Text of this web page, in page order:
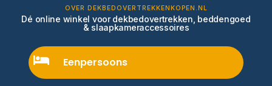
OVER DEKBEDOVERTREKKENKOPEN.NL
Dé online winkel voor dekbedovertrekken, beddengoed
& slaapkameraccessoires
Eenpersoons